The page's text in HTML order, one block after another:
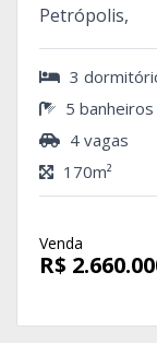
Petrópolis,
3
5 banheiros
4 vagas
170m²
Venda
R$